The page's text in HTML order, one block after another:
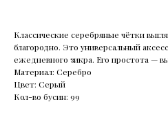
Классические серебряные чётки
благородно. Это универсальный
ежедневного зикра. Его простота —
Материал: Серебро
Цвет: Серый
Кол-во бусин: 99